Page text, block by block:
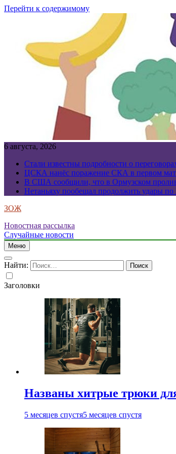
Перейти к содержимому
6 августа, 2026
Стали известны подробности о
ЦСКА нанёс поражение СКА в первом
В США сообщили, что в Ормузском
Нетаньяху пообещал продолжить удары
ЗОЖ
Новостная рассылка
Случайные новости
Меню
Найти:
Заголовки
Названы хитрые трюки
5 месяцев спустя5 месяцев спустя